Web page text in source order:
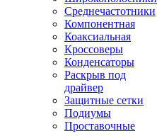
Среднечастотники
Компонентная
Коаксиальная
Кроссоверы
Конденсаторы
Раскрыв под
драйвер
Защитные сетки
Подиумы
Проставочные